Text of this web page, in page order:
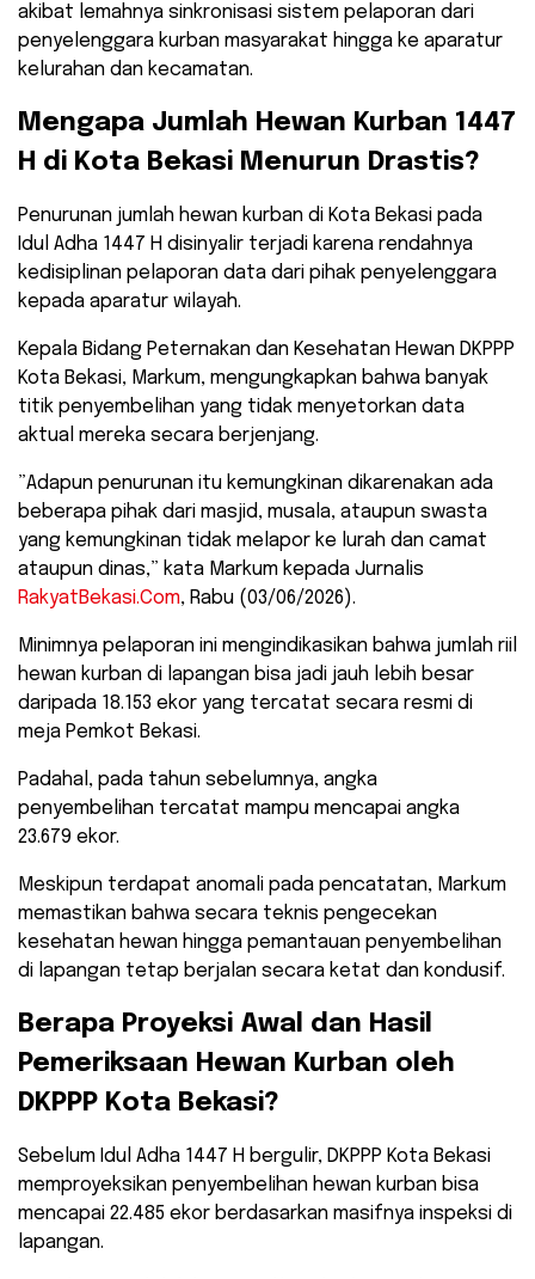
akibat lemahnya sinkronisasi sistem pelaporan dari
penyelenggara kurban masyarakat hingga ke aparatur
kelurahan dan kecamatan.
​Mengapa Jumlah Hewan Kurban 1447
H di Kota Bekasi Menurun Drastis?
​Penurunan jumlah hewan kurban di Kota Bekasi pada
Idul Adha 1447 H disinyalir terjadi karena rendahnya
kedisiplinan pelaporan data dari pihak penyelenggara
kepada aparatur wilayah.
Kepala Bidang Peternakan dan Kesehatan Hewan DKPPP
Kota Bekasi, Markum, mengungkapkan bahwa banyak
titik penyembelihan yang tidak menyetorkan data
aktual mereka secara berjenjang.
​”Adapun penurunan itu kemungkinan dikarenakan ada
beberapa pihak dari masjid, musala, ataupun swasta
yang kemungkinan tidak melapor ke lurah dan camat
ataupun dinas,” kata Markum kepada Jurnalis
RakyatBekasi.Com, Rabu (03/06/2026).
​Minimnya pelaporan ini mengindikasikan bahwa jumlah riil
hewan kurban di lapangan bisa jadi jauh lebih besar
daripada 18.153 ekor yang tercatat secara resmi di
meja Pemkot Bekasi.
Padahal, pada tahun sebelumnya, angka
penyembelihan tercatat mampu mencapai angka
23.679 ekor.
Meskipun terdapat anomali pada pencatatan, Markum
memastikan bahwa secara teknis pengecekan
kesehatan hewan hingga pemantauan penyembelihan
di lapangan tetap berjalan secara ketat dan kondusif.
​Berapa Proyeksi Awal dan Hasil
Pemeriksaan Hewan Kurban oleh
DKPPP Kota Bekasi?
​Sebelum Idul Adha 1447 H bergulir, DKPPP Kota Bekasi
memproyeksikan penyembelihan hewan kurban bisa
mencapai 22.485 ekor berdasarkan masifnya inspeksi di
lapangan.